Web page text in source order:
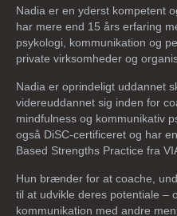
Nadia er en yderst kompetent
har mere end 15 års erfaring
psykologi, kommunikation og
private virksomheder og
Nadia er oprindeligt uddannet
videreuddannet sig inden for
mindfulness og kommunikativ
også DiSC-certificeret og har
Based Strengths Practice fra
Hun brænder for at coache,
til at udvikle deres potentiale –
kommunikation med andre